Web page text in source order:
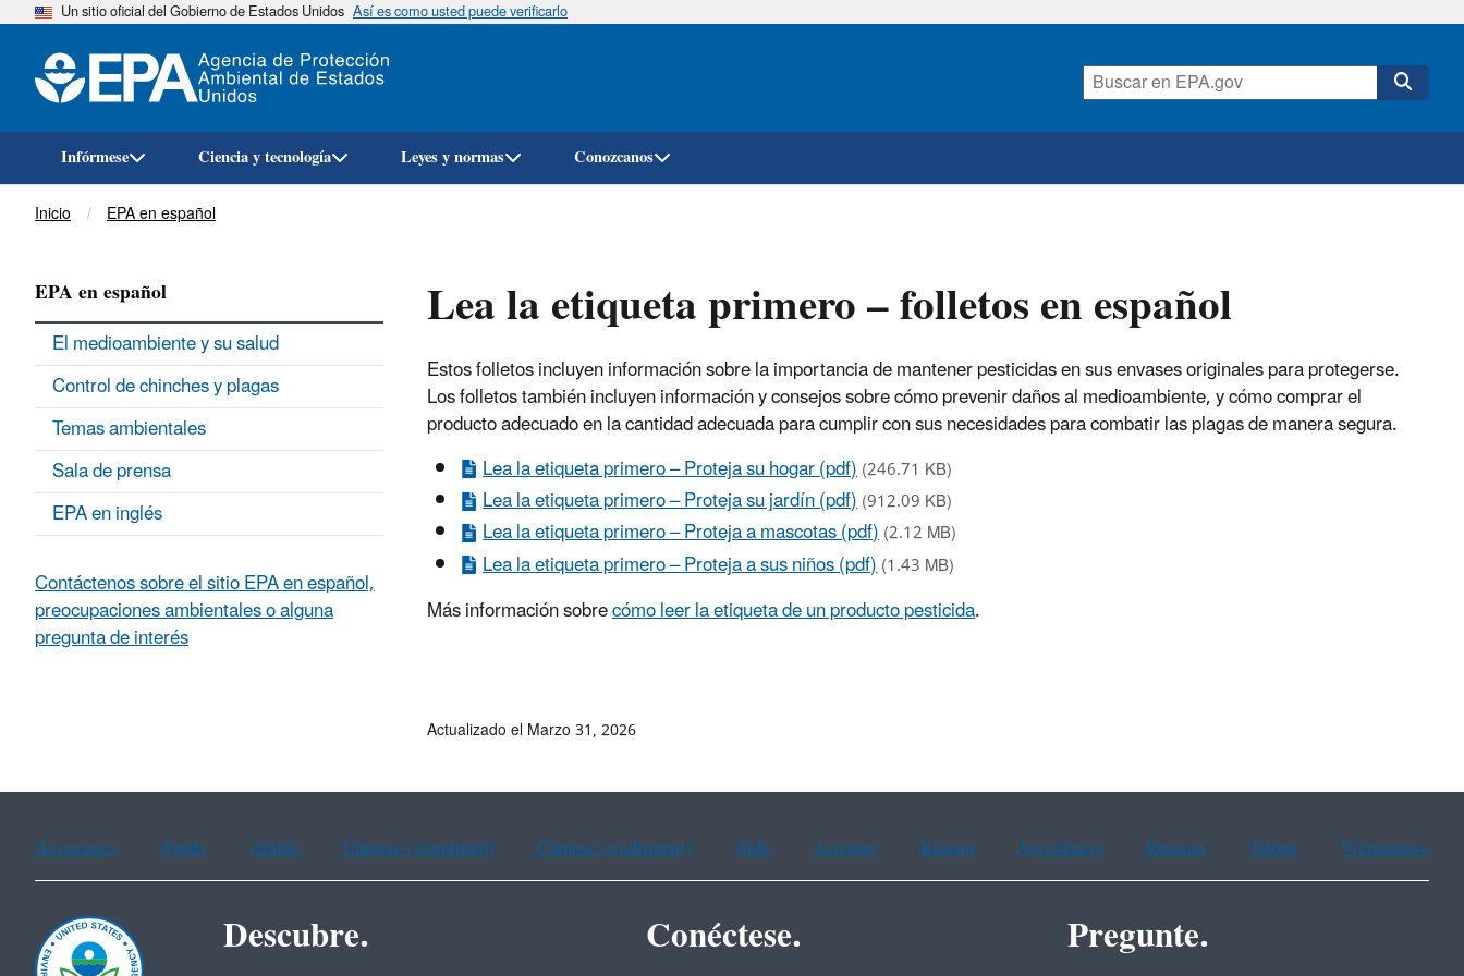
Pasar
Un sitio oficial del Gobierno de Estados Unidos Así es como usted puede verificarlo
Infórmese Ciencia y tecnología Leyes y normas Conozcanos
Breadcrumb
Inicio EPA en español
Lea la etiqueta primero – folletos en español
Estos folletos incluyen información sobre la importancia de mantener pesticidas en sus envases originales para protegerse.
Los folletos también incluyen información y consejos sobre cómo prevenir daños al medioambiente, y cómo comprar el
producto adecuado en la cantidad adecuada para cumplir con sus necesidades para combatir las plagas de manera segura.
Lea la etiqueta primero – Proteja su hogar (pdf)(246.71 KB)
Lea la etiqueta primero – Proteja su jardín (pdf)(912.09 KB)
Lea la etiqueta primero – Proteja a mascotas (pdf)(2.12 MB)
Lea la etiqueta primero – Proteja a sus niños (pdf)(1.43 MB)
Más información sobrecómo leer la etiqueta de un producto pesticida.
EPA en español
El medioambiente y su salud
Control de chinches y plagas
Temas ambientales
Sala de prensa
EPA en inglés
Contáctenos sobre el sitio EPA en español,
preocupaciones ambientales o alguna
pregunta de interés
Actualizado el Marzo 31, 2026
Assistance Ayuda Arabic Chinese (simplified) Chinese (traditional) Aide Asistans Korean Assistência Russian Tulong Vietnamese
Descubre. Conéctese. Pregunte.